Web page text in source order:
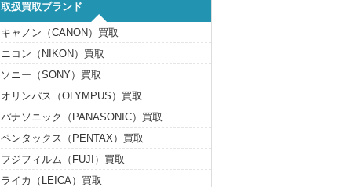
取扱買取ブランド
キャノン（CANON）買取
ニコン（NIKON）買取
ソニー（SONY）買取
オリンパス（OLYMPUS）買取
パナソニック（PANASONIC）買取
ペンタックス（PENTAX）買取
フジフィルム（FUJI）買取
ライカ（LEICA）買取